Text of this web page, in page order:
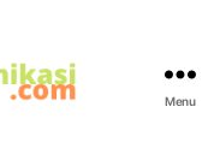
Menu